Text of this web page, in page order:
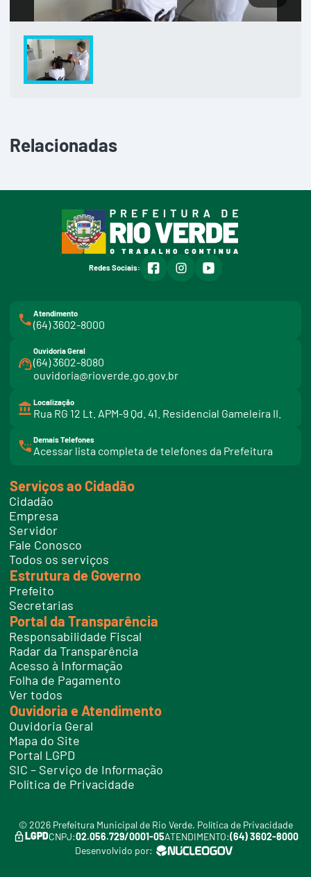
Relacionadas
Redes Sociais: facebookinstagramyoutube
Atendimento
(64) 3602-8000
Ouvidoria Geral
(64) 3602-8080
ouvidoria@rioverde.go.gov.br
Localização
Rua RG 12 Lt. APM-9 Qd. 41. Residencial Gameleira II.
Demais Telefones
Acessar lista completa de telefones da Prefeitura
i
t
e
l
f
o
e
s
Serviços ao Cidadão
Cidadão
Empresa
Servidor
Fale Conosco
Todos os serviços
Estrutura de Governo
Prefeito
Secretarias
Portal da Transparência
Responsabilidade Fiscal
Radar da Transparência
Acesso à Informação
Folha de Pagamento
Ver todos
Ouvidoria e Atendimento
Ouvidoria Geral
Mapa do Site
Portal LGPD
SIC – Serviço de Informação
Política de Privacidade
© 2026 Prefeitura Municipal de Rio Verde. Política de Privacidade
LGPDCNPJ:02.056.729/0001-05ATENDIMENTO:(64) 3602-8000
Desenvolvido por: